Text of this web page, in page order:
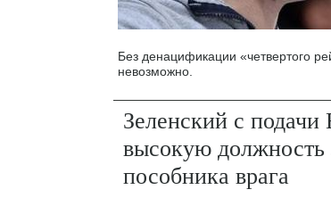
Без денацификации «четвертого
невозможно.
Зеленский с подачи
высокую должность
пособника врага